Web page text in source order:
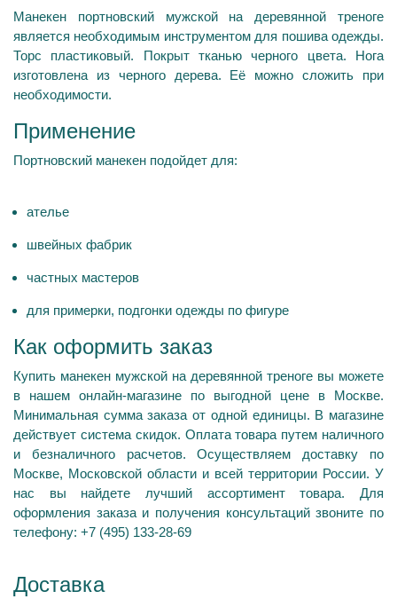
Манекен портновский мужской на деревянной треноге
является необходимым инструментом для пошива одежды.
Торс пластиковый. Покрыт тканью черного цвета. Нога
изготовлена из черного дерева. Её можно сложить при
необходимости.
Применение
Портновский манекен подойдет для:
ателье
швейных фабрик
частных мастеров
для примерки, подгонки одежды по фигуре
Как оформить заказ
Купить манекен мужской на деревянной треноге вы можете
в нашем онлайн-магазине по выгодной цене в Москве.
Минимальная сумма заказа от одной единицы. В магазине
действует система скидок. Оплата товара путем наличного
и безналичного расчетов. Осуществляем доставку по
Москве, Московской области и всей территории России. У
нас вы найдете лучший ассортимент товара. Для
оформления заказа и получения консультаций звоните по
телефону: +7 (495) 133-28-69
Доставка